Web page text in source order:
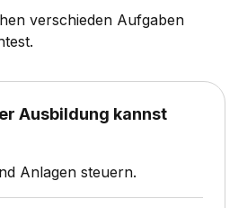
verschieden Aufgaben
Ausbildung kannst
Anlagen steuern.